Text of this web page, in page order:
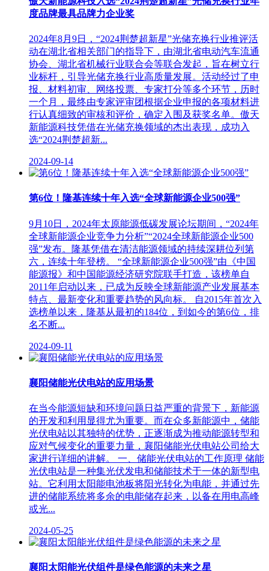
度品牌最具品牌力企业奖
2024年8月9日，“2024荆楚超新星”光储充换行业推评活
动在湖北省相关部门的指导下，由湖北省电动汽车流通
协会、湖北省机械行业联合会等联合发起，旨在树立行
业标杆，引导光储充换行业高质量发展。活动经过了申
报、材料初审、网络投票、专家打分等多个环节，历时
一个月，最终由专家评审团根据企业申报的各项材料进
行认真细致的审核和评价，确定入围及获奖名单。傲天
新能源科技凭借在光储充换领域的杰出表现，成功入
选“2024荆楚超新...
2024-09-14
第6位！隆基连续十年入选“全球新能源企业500强”
9月10日，2024年太原能源低碳发展论坛期间，“2024年
全球新能源企业竞争力分析”“2024全球新能源企业500
强”发布。隆基凭借在清洁能源领域的持续深耕位列第
六，连续十年登榜。 “全球新能源企业500强”由《中国
能源报》和中国能源经济研究院联手打造，该榜单自
2011年启动以来，已成为反映全球新能源产业发展基本
特点、最新变化和重要趋势的风向标。 自2015年首次入
选榜单以来，隆基从最初的184位，到如今的第6位，排
名不断...
2024-09-11
襄阳储能光伏电站的应用场景
在当今能源短缺和环境问题日益严重的背景下，新能源
的开发和利用显得尤为重要。而在众多新能源中，储能
光伏电站以其独特的优势，正逐渐成为推动能源转型和
应对气候变化的重要力量，襄阳储能光伏电站公司给大
家进行详细的讲解。 一、储能光伏电站的工作原理 储能
光伏电站是一种集光伏发电和储能技术于一体的新型电
站。它利用太阳能电池板将阳光转化为电能，并通过先
进的储能系统将多余的电能储存起来，以备在用电高峰
或光...
2024-05-25
襄阳太阳能光伏组件是绿色能源的未来之星